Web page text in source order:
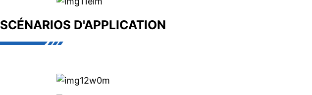
SCÉNARIOS D'APPLICATION